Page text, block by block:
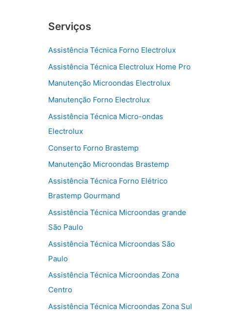
Serviços
Assistência Técnica Forno Electrolux
Assistência Técnica Electrolux Home Pro
Manutenção Microondas Electrolux
Manutenção Forno Electrolux
Assistência Técnica Micro-ondas
Electrolux
Conserto Forno Brastemp
Manutenção Microondas Brastemp
Assistência Técnica Forno Elétrico
Brastemp Gourmand
Assistência Técnica Microondas grande
São Paulo
Assistência Técnica Microondas São
Paulo
Assistência Técnica Microondas Zona
Centro
Assistência Técnica Microondas Zona Sul